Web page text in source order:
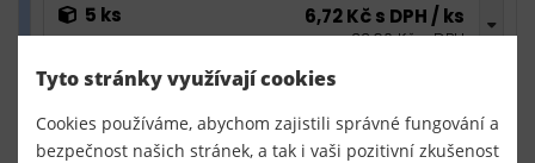
5 ks
skladem
6,72 Kč s DPH / ks
33,60 Kč s DPH
Tyto stránky využívají cookies
Cookies používáme, abychom zajistili správné fungování a
bezpečnost našich stránek, a tak i vaši pozitivní zkušenost